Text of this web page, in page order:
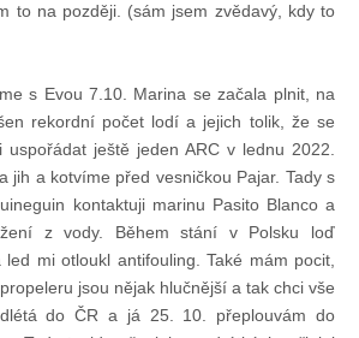
(tech. způsobilost)
to na později. (sám jsem zvědavý, kdy to
s Evou 7.10. Marina se začala plnit, na
rekordní počet lodí a jejich tolik, že se
uspořádat ještě jeden ARC v lednu 2022.
jih a kotvíme před vesničkou Pajar. Tady s
kontaktuji marinu Pasito Blanco a
z vody. Během stání v Polsku loď
mi otloukl antifouling. Také mám pocit,
jsou nějak hlučnější a tak chci vše
do ČR a já 25. 10. přeplouvám do